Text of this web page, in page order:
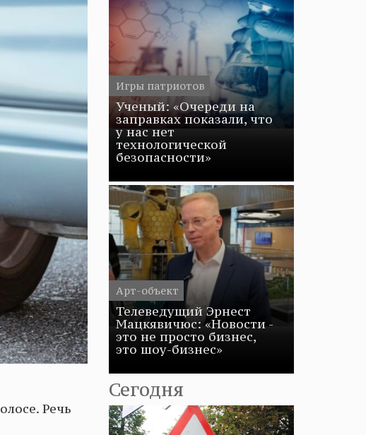
Речь
Игры патриотов
Ученый: «Очереди на
заправках показали, что
у нас нет
технологической
безопасности»
Арт-объект
Телеведущий Эрнест
Мацкявичюс: «Новости -
это не просто бизнес,
это шоу-бизнес»
Сегодня